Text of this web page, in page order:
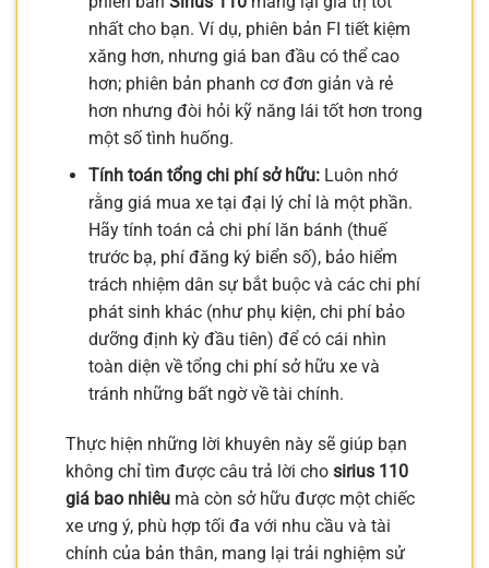
nhất cho bạn. Ví dụ, phiên bản FI tiết kiệm
xăng hơn, nhưng giá ban đầu có thể cao
hơn; phiên bản phanh cơ đơn giản và rẻ
hơn nhưng đòi hỏi kỹ năng lái tốt hơn trong
một số tình huống.
Tính toán tổng chi phí sở hữu:Luôn nhớ
rằng giá mua xe tại đại lý chỉ là một phần.
Hãy tính toán cả chi phí lăn bánh (thuế
trước bạ, phí đăng ký biển số), bảo hiểm
trách nhiệm dân sự bắt buộc và các chi phí
phát sinh khác (như phụ kiện, chi phí bảo
dưỡng định kỳ đầu tiên) để có cái nhìn
toàn diện về tổng chi phí sở hữu xe và
tránh những bất ngờ về tài chính.
Thực hiện những lời khuyên này sẽ giúp bạn
không chỉ tìm được câu trả lời cho sirius 110
giá bao nhiêu mà còn sở hữu được một chiếc
xe ưng ý, phù hợp tối đa với nhu cầu và tài
chính của bản thân, mang lại trải nghiệm sử